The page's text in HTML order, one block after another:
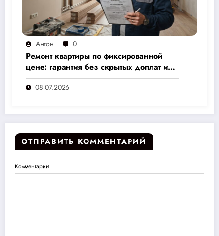
Антон 0
Ремонт квартиры по фиксированной
цене: гарантия без скрытых доплат и
переплат
08.07.2026
ОТПРАВИТЬ КОММЕНТАРИЙ
Комментарии